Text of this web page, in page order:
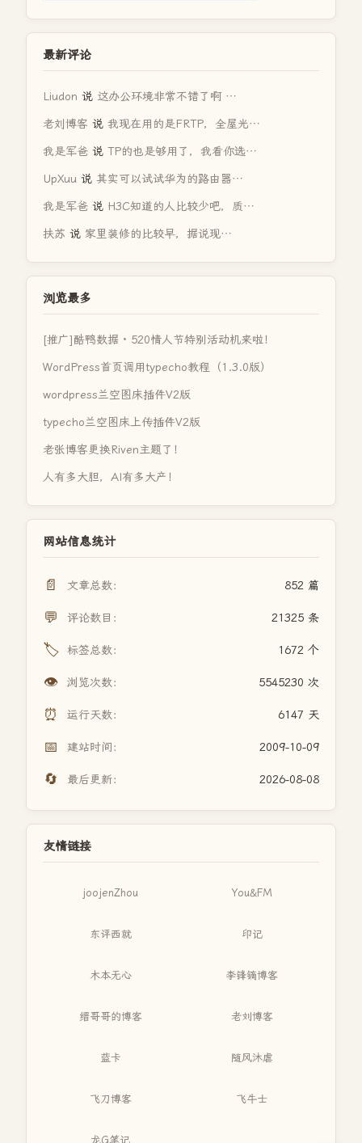
最新评论
Liudon 说 这办公环境非常不错了啊 …
老刘博客 说 我现在用的是FRTP，全屋光…
我是军爸 说 TP的也是够用了，我看你选…
UpXuu 说 其实可以试试华为的路由器…
我是军爸 说 H3C知道的人比较少吧，质…
扶苏 说 家里装修的比较早，据说现…
浏览最多
[推广]酷鸭数据 · 520情人节特别活动机来啦！
WordPress首页调用typecho教程（1.3.0版）
wordpress兰空图床插件V2版
typecho兰空图床上传插件V2版
老张博客更换Riven主题了！
人有多大胆，AI有多大产！
网站信息统计
📄 文章总数： 852 篇
💬 评论数目： 21325 条
🏷️ 标签总数： 1672 个
👁️ 浏览次数： 5545230 次
⏰ 运行天数： 6147 天
📅 建站时间： 2009-10-09
🔄 最后更新： 2026-08-08
友情链接
joojenZhou You&FM
东评西就 印记
木本无心 李锋镝博客
缙哥哥的博客 老刘博客
蓝卡 随风沐虐
飞刀博客 飞牛士
龙G笔记